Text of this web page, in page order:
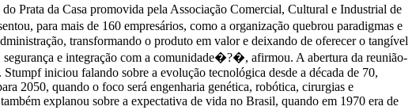
Prata da Casa promovida pela Associação Comercial, Cultural e Industrial de
para mais de 160 empresários, como a organização quebrou paradigmas e
transformando o produto em valor e deixando de oferecer o tangível
e integração com a comunidade�?�, afirmou. A abertura da reunião-
iniciou falando sobre a evolução tecnológica desde a década de 70,
2050, quando o foco será engenharia genética, robótica, cirurgias e
explanou sobre a expectativa de vida no Brasil, quando em 1970 era de